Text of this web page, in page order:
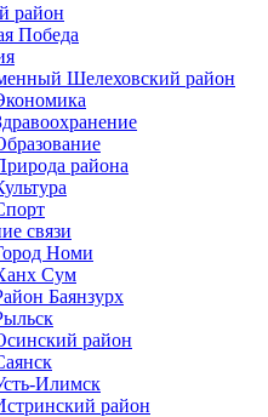
район
Победа
Шелеховский район
района
связи
Номи
Сум
Баянзурх
район
Илимск
район